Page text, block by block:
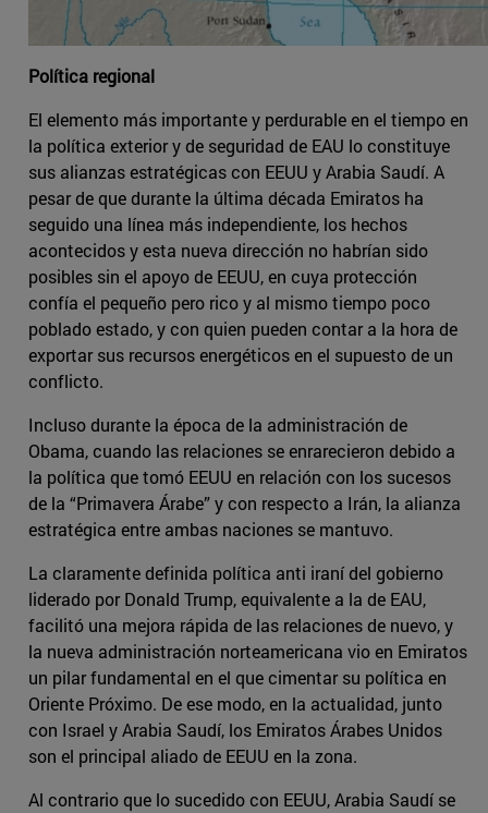
Política regional
El elemento más importante y perdurable en el tiempo en
la política exterior y de seguridad de EAU lo constituye
sus alianzas estratégicas con EEUU y Arabia Saudí. A
pesar de que durante la última década Emiratos ha
seguido una línea más independiente, los hechos
acontecidos y esta nueva dirección no habrían sido
posibles sin el apoyo de EEUU, en cuya protección
confía el pequeño pero rico y al mismo tiempo poco
poblado estado, y con quien pueden contar a la hora de
exportar sus recursos energéticos en el supuesto de un
conflicto.
Incluso durante la época de la administración de
Obama, cuando las relaciones se enrarecieron debido a
la política que tomó EEUU en relación con los sucesos
de la “Primavera Árabe” y con respecto a Irán, la alianza
estratégica entre ambas naciones se mantuvo.
La claramente definida política anti iraní del gobierno
liderado por Donald Trump, equivalente a la de EAU,
facilitó una mejora rápida de las relaciones de nuevo, y
la nueva administración norteamericana vio en Emiratos
un pilar fundamental en el que cimentar su política en
Oriente Próximo. De ese modo, en la actualidad, junto
con Israel y Arabia Saudí, los Emiratos Árabes Unidos
son el principal aliado de EEUU en la zona.
Al contrario que lo sucedido con EEUU, Arabia Saudí se